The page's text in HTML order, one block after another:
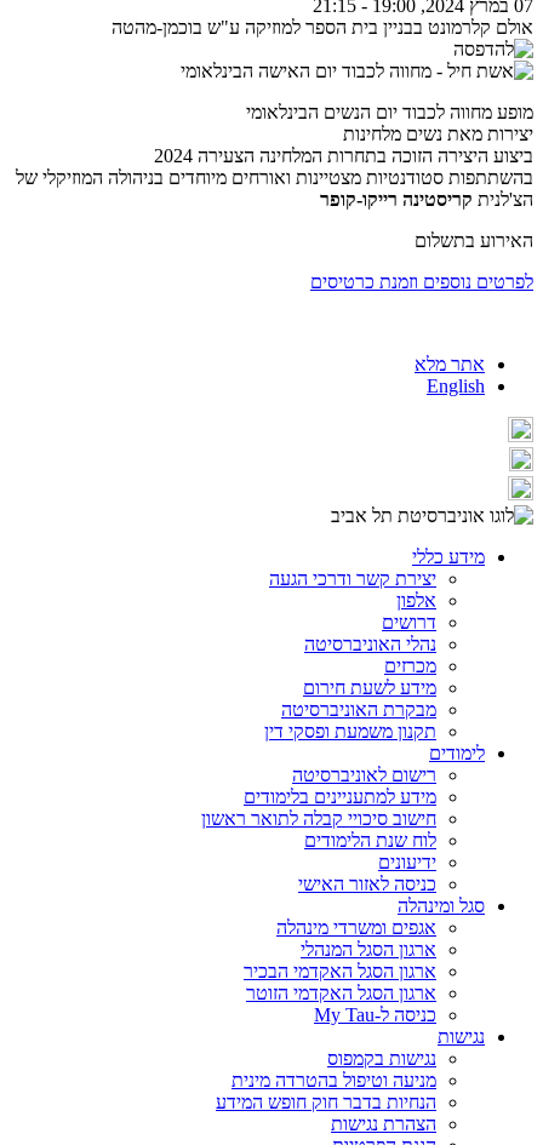
07 במרץ 2024, 19:00 - 21:15
אולם קלרמונט בבניין בית הספר למוזיקה ע"ש בוכמן-מהטה
מופע מחווה לכבוד יום הנשים הבינלאומי
יצירות מאת נשים מלחינות
ביצוע היצירה הזוכה בתחרות המלחינה הצעירה 2024
בהשתתפות סטודנטיות מצטיינות ואורחים מיוחדים בניהולה המוזיקלי של
הצ'לנית קריסטינה רייקו-קופר
האירוע בתשלום
לפרטים נוספים וזמנת כרטיסים
אתר מלא
English
מידע כללי
יצירת קשר ודרכי הגעה
אלפון
דרושים
נהלי האוניברסיטה
מכרזים
מידע לשעת חירום
מבקרת האוניברסיטה
תקנון משמעת ופסקי דין
לימודים
רישום לאוניברסיטה
מידע למתעניינים בלימודים
חישוב סיכויי קבלה לתואר ראשון
לוח שנת הלימודים
ידיעונים
כניסה לאזור האישי
סגל ומינהלה
אגפים ומשרדי מינהלה
ארגון הסגל המנהלי
ארגון הסגל האקדמי הבכיר
ארגון הסגל האקדמי הזוטר
כניסה ל-My Tau
נגישות
נגישות בקמפוס
מניעה וטיפול בהטרדה מינית
הנחיות בדבר חוק חופש המידע
הצהרת נגישות